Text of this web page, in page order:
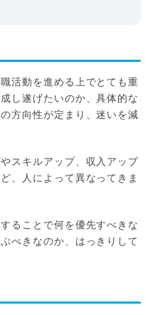
活動を進める上でとても重
し遂げたいのか、具体的な
方向性が定まり、迷いを減
スキルアップ、収入アップ
、人によって異なってきま
ることで何を優先すべきな
べきなのか、はっきりして